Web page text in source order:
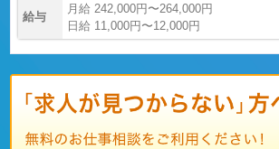
給与
月給 242,000円〜264,000円
日給 11,000円〜12,000円